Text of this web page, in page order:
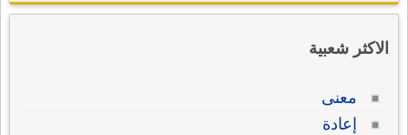
الاكثر شعبية
معنى
إعادة